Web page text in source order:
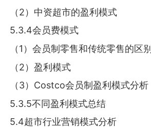
（2）中资超市的盈利模式
5.3.4会员费模式
（1）会员制零售和传统零售的区别
（2）盈利模式
（3）Costco会员制盈利模式分析
5.3.5不同盈利模式总结
5.4超市行业营销模式分析